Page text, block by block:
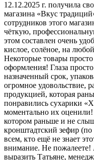
12.12.2025 г. получила
магазина «Вкус
сотрудников этого
чёткую,
этом составлен очень
кислое, солёное, на
Некоторые товары
оформления! Глаза
назначенный срок,
огромное удовольствие,
продукцией, которая
понравились сухарики
моментально их
котором раньше и не
кронштадтский зефир
всем, кто ещё не знает
внимание. Не пожалеете!
выразить Татьяне,